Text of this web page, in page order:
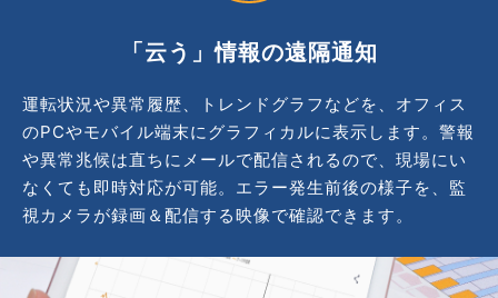
「云う」情報の遠隔通知
運転状況や異常履歴、トレンドグラフなどを、オフィス
のPCやモバイル端末にグラフィカルに表示します。警報
や異常兆候は直ちにメールで配信されるので、現場にい
なくても即時対応が可能。エラー発生前後の様子を、監
視カメラが録画＆配信する映像で確認できます。